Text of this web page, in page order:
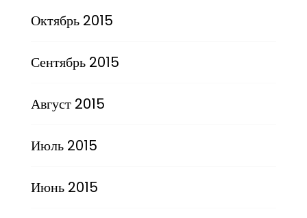
Октябрь 2015
Сентябрь 2015
Август 2015
Июль 2015
Июнь 2015